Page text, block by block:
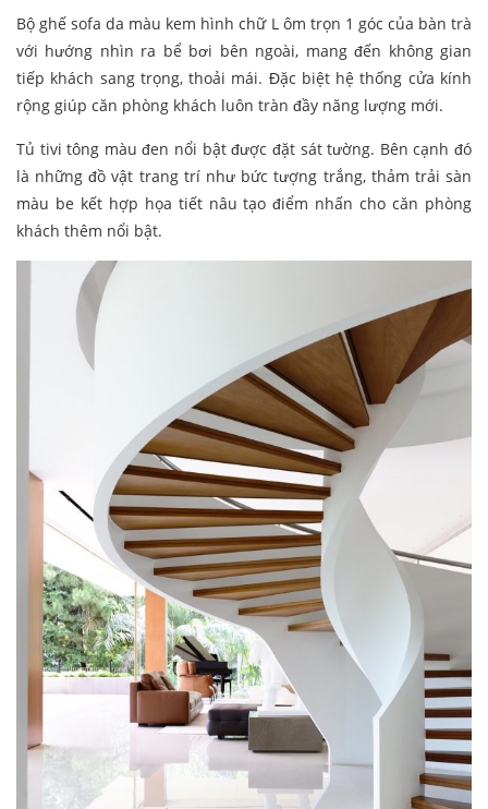
Bộ ghế sofa da màu kem hình chữ L ôm trọn 1 góc của bàn trà
với hướng nhìn ra bể bơi bên ngoài, mang đến không gian
tiếp khách sang trọng, thoải mái. Đặc biệt hệ thống cửa kính
rộng giúp căn phòng khách luôn tràn đầy năng lượng mới.
Tủ tivi tông màu đen nổi bật được đặt sát tường. Bên cạnh đó
là những đồ vật trang trí như bức tượng trắng, thảm trải sàn
màu be kết hợp họa tiết nâu tạo điểm nhấn cho căn phòng
khách thêm nổi bật.